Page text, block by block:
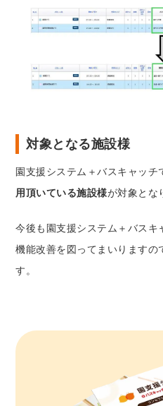
対象となる施設様
園支援システム＋バスキャッチ
用頂いている施設様が対象とな
今後も園支援システム＋バスキ
機能改善を図ってまいりますの
す。